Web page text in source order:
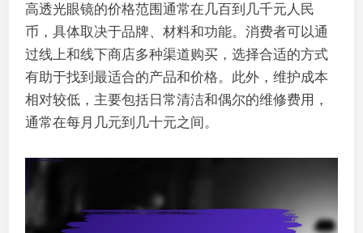
高透光眼镜的价格范围通常在几百到几千元人民
币，具体取决于品牌、材料和功能。消费者可以通
过线上和线下商店多种渠道购买，选择合适的方式
有助于找到最适合的产品和价格。此外，维护成本
相对较低，主要包括日常清洁和偶尔的维修费用，
通常在每月几元到几十元之间。